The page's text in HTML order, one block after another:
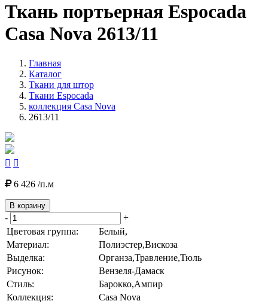
Ткань портьерная Espocada
Casa Nova 2613/11
Главная
Каталог
Ткани для штор
Ткани Espocada
коллекция Casa Nova
2613/11
 
6 426 /п.м
В корзину
-
+
Цветовая группа:
Белый,
Материал:
Полиэстер,Вискоза
Выделка:
Органза,Травление,Тюль
Рисунок:
Вензеля-Дамаск
Стиль:
Барокко,Ампир
Коллекция:
Casa Nova